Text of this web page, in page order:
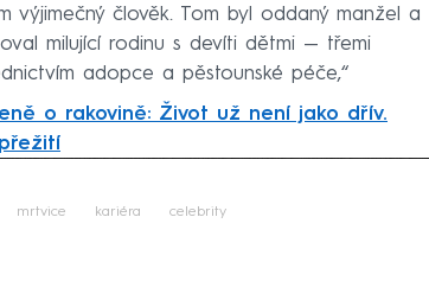
výjimečný člověk. Tom byl oddaný manžel a
milující rodinu s devíti dětmi — třemi
adopce a pěstounské péče,“
o rakovině: Život už není jako dřív.
mrtvice kariéra celebrity